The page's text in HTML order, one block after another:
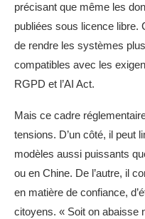
précisant que même les
publiées sous licence libre.
de rendre les systèmes
compatibles avec les
RGPD et l’AI Act.
Mais ce cadre
tensions. D’un côté, il peut
modèles aussi puissants
ou en Chine. De l’autre, il
en matière de confiance,
citoyens. « Soit on abaisse